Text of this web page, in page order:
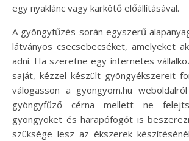
egy nyaklánc vagy karkötő előállításával.
A gyöngyfűzés során egyszerű
látványos csecsebecséket, amelyeket
adni. Ha szeretne egy internetes
saját, kézzel készült gyöngyékszereit
válogasson a gyongyom.hu
gyöngyfűző cérna mellett ne
gyöngyöket és harapófogót is
szüksége lesz az ékszerek